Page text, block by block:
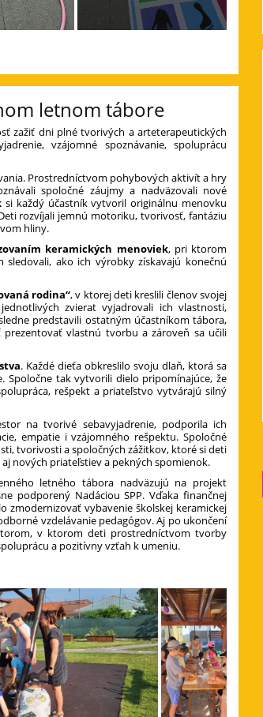
letnom tábore
zažiť dni plné tvorivých a arteterapeutických
vzájomné spoznávanie, spoluprácu
Prostredníctvom pohybových aktivít a hry
spoločné záujmy a nadväzovali nové
si každý účastník vytvoril originálnu menovku
rozvíjali jemnú motoriku, tvorivosť, fantáziu
hliny.
keramických menoviek, pri ktorom
ako ich výrobky získavajú konečnú
rodina“, v ktorej deti kreslili členov svojej
zvierat vyjadrovali ich vlastnosti,
predstavili ostatným účastníkom tábora,
vlastnú tvorbu a zároveň sa učili
. Každé dieťa obkreslilo svoju dlaň, ktorá sa
Spoločne tak vytvorili dielo pripomínajúce, že
rešpekt a priateľstvo vytvárajú silný
na tvorivé sebavyjadrenie, podporila ich
empatie i vzájomného rešpektu. Spoločné
tvorivosti a spoločných zážitkov, ktoré si deti
nových priateľstiev a pekných spomienok.
letného tábora nadväzujú na projekt
podporený Nadáciou SPP. Vďaka finančnej
zmodernizovať vybavenie školskej keramickej
vzdelávanie pedagógov. Aj po ukončení
v ktorom deti prostredníctvom tvorby
a pozitívny vzťah k umeniu.